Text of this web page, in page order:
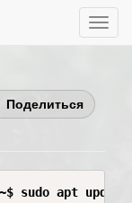
Toggle
Поделиться
sudo apt update